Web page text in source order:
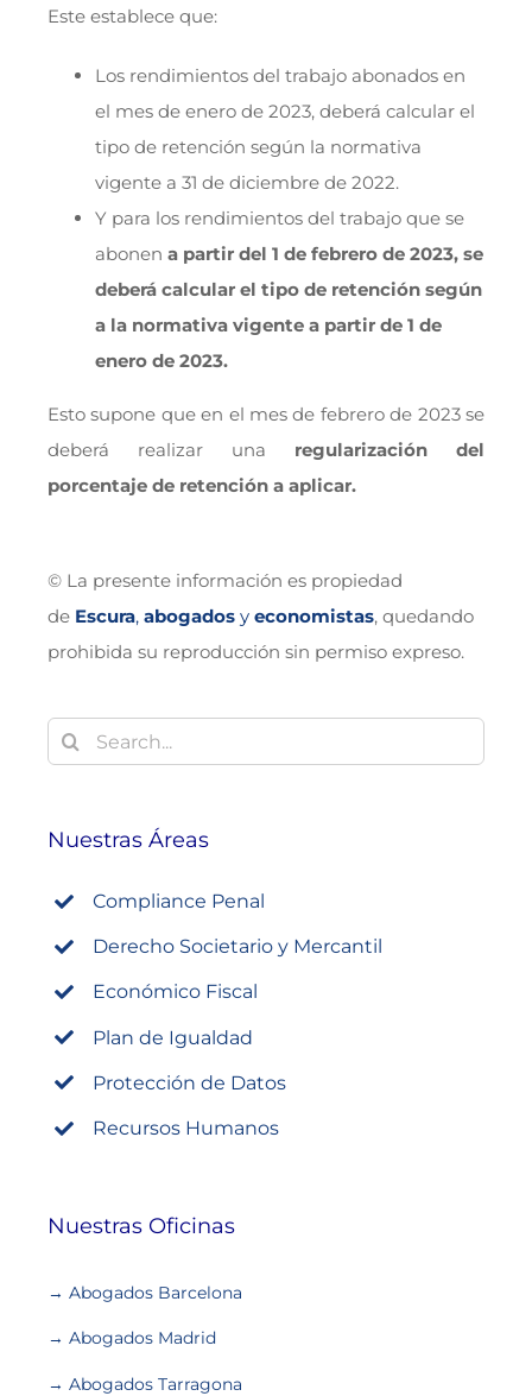
Este establece que:
Los rendimientos del trabajo abonados en
el mes de enero de 2023, deberá calcular el
tipo de retención según la normativa
vigente a 31 de diciembre de 2022.
Y para los rendimientos del trabajo que se
abonen a partir del 1 de febrero de 2023, se
deberá calcular el tipo de retención según
a la normativa vigente a partir de 1 de
enero de 2023.
Esto supone que en el mes de febrero de 2023 se
deberá realizar una regularización del
porcentaje de retención a aplicar.
© La presente información es propiedad
de Escura, abogadosy economistas, quedando
prohibida su reproducción sin permiso expreso.
Buscar:
Nuestras Áreas
Compliance Penal
Derecho Societario y Mercantil
Económico Fiscal
Plan de Igualdad
Protección de Datos
Recursos Humanos
Nuestras Oficinas
→ Abogados Barcelona
→ Abogados Madrid
→ Abogados Tarragona